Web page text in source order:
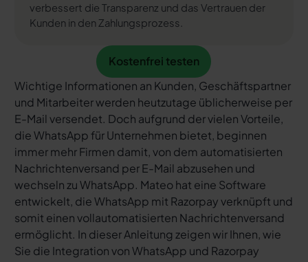
verbessert die Transparenz und das Vertrauen der
Kunden in den Zahlungsprozess.
Kostenfrei testen
Kostenfrei testen
Wichtige Informationen an Kunden, Geschäftspartner
und Mitarbeiter werden heutzutage üblicherweise per
E-Mail versendet. Doch aufgrund der vielen Vorteile,
die WhatsApp für Unternehmen bietet, beginnen
immer mehr Firmen damit, von dem automatisierten
Nachrichtenversand per E-Mail abzusehen und
wechseln zu WhatsApp. Mateo hat eine Software
entwickelt, die WhatsApp mit Razorpay verknüpft und
somit einen vollautomatisierten Nachrichtenversand
ermöglicht. In dieser Anleitung zeigen wir Ihnen, wie
Sie die Integration von WhatsApp und Razorpay